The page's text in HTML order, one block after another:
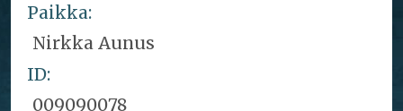
Paikka:
Nirkka Aunus
ID:
009090078